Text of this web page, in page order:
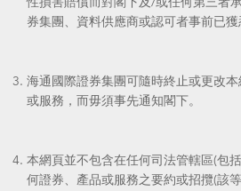
券集團、資料供應商或認可者事前已獲
海通國際證券集團可隨時終止或更改
或服務，而毋須事先通知閣下。
本網頁並不包含在任何司法管轄區(包
何證券、產品或服務之要約或招攬(該